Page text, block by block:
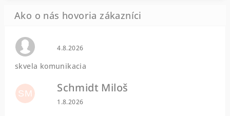
Hodnotenie obchodu je 0 z 5 hviezdičiek.
4.8.2026
skvela komunikacia
SM Schmidt Miloš
Hodnotenie obchodu je 5 z 5 hviezdičiek.
1.8.2026